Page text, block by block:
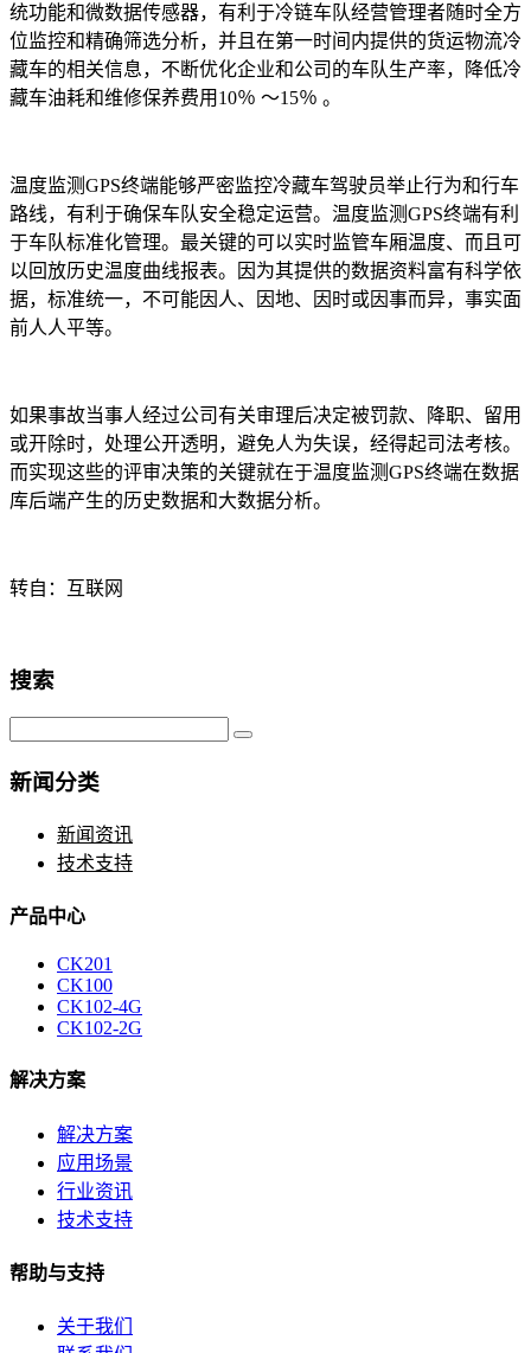
统功能和微数据传感器，有利于冷链车队经营管理者随时全方
位监控和精确筛选分析，并且在第一时间内提供的货运物流冷
藏车的相关信息，不断优化企业和公司的车队生产率，降低冷
藏车油耗和维修保养费用10％ ～15％ 。
温度监测GPS终端能够严密监控冷藏车驾驶员举止行为和行车
路线，有利于确保车队安全稳定运营。温度监测GPS终端有利
于车队标准化管理。最关键的可以实时监管车厢温度、而且可
以回放历史温度曲线报表。因为其提供的数据资料富有科学依
据，标准统一，不可能因人、因地、因时或因事而异，事实面
前人人平等。
如果事故当事人经过公司有关审理后决定被罚款、降职、留用
或开除时，处理公开透明，避免人为失误，经得起司法考核。
而实现这些的评审决策的关键就在于温度监测GPS终端在数据
库后端产生的历史数据和大数据分析。
转自：互联网
搜索
新闻分类
新闻资讯
技术支持
产品中心
CK201
CK100
CK102-4G
CK102-2G
解决方案
解决方案
应用场景
行业资讯
技术支持
帮助与支持
关于我们